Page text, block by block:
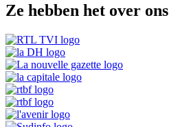
Ze hebben het over ons